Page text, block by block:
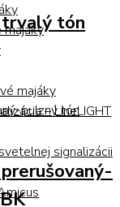
majáky
majáky
– LineLIGHT
signalizácii
trvalý tón